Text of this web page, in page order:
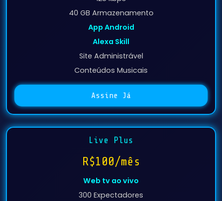
App Android
Alexa Skill
Site Administrável
Conteúdos Musicais
Live Plus
R$100/mês
Web tv ao vivo
300 Expectadores
2000 kbps / 720p